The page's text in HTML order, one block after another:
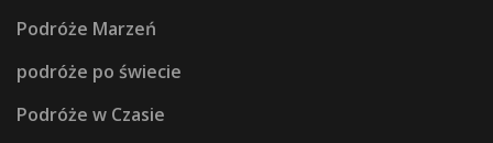
Podróże Marzeń
podróże po świecie
Podróże w Czasie